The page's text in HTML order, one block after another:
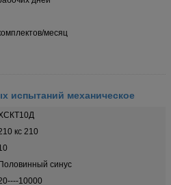
месяц
испытаний механическое
кс 210
синус
10000